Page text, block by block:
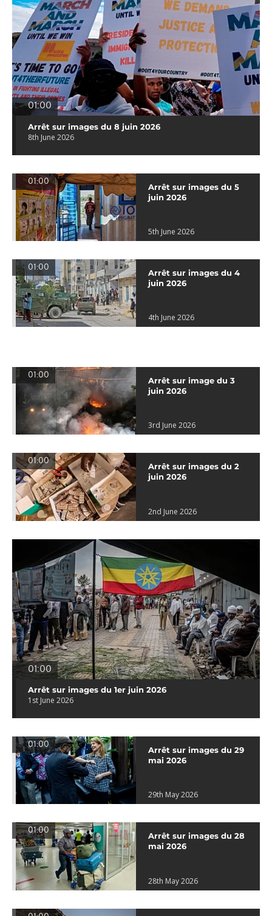
01:00
Arrêt sur images du 8 juin 2026
8th June 2026
01:00
Arrêt sur images du 5
juin 2026
5th June 2026
01:00
Arrêt sur images du 4
juin 2026
4th June 2026
01:00
Arrêt sur image du 3
juin 2026
3rd June 2026
01:00
Arrêt sur images du 2
juin 2026
2nd June 2026
01:00
Arrêt sur images du 1er juin 2026
1st June 2026
01:00
Arrêt sur images du 29
mai 2026
29th May 2026
01:00
Arrêt sur images du 28
mai 2026
28th May 2026